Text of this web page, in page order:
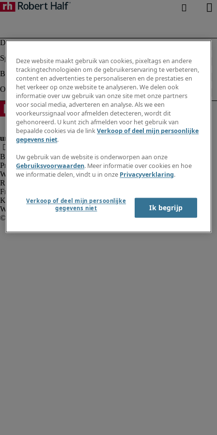
Bedrijfsinformatie
Privacyverklaring
Website en cookies
Rekruteringsvoorwaarden
Fraude alarm
Klokkenluidersregeling
Webmaster feedback
Deze website maakt gebruik van cookies, pixeltags en andere
trackingtechnologieën om de gebruikerservaring te verbeteren,
content en advertenties te personaliseren en de prestaties en
het verkeer op onze website te analyseren. We delen ook
informatie over uw gebruik van onze site met onze partners
voor social media, adverteren en analyse. Als we een
voorkeurssignaal voor afmelden detecteren, wordt dit
gehonoreerd. U kunt zich afmelden voor het gebruik van
bepaalde cookies via de linkVerkoop of deel mijn persoonlijke
gegevens niet.
Uw gebruik van de website is onderworpen aan onze
Gebruiksvoorwaarden. Meer informatie over cookies en hoe
we informatie delen, vindt u in onze Privacyverklaring.
Verkoop of deel mijn persoonlijke
gegevens niet
Ik begrijp